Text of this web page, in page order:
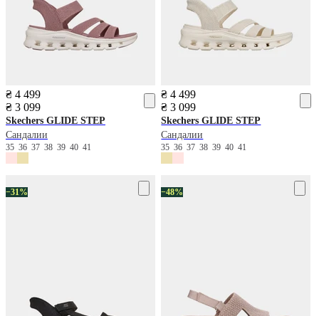
₴ 4 499
₴ 3 099
Skechers GLIDE STEP
Сандалии
35 36 37 38 39 40 41
₴ 4 499
₴ 3 099
Skechers GLIDE STEP
Сандалии
35363738394041
−31% −48%